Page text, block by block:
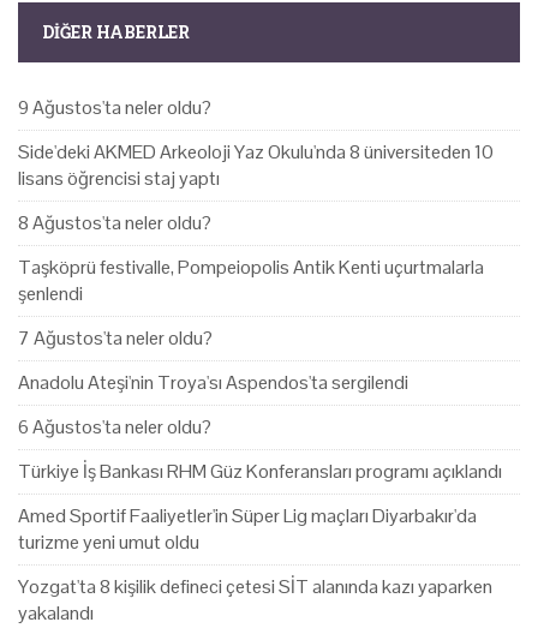
DIĞER HABERLER
9 Ağustos'ta neler oldu?
Side'deki AKMED Arkeoloji Yaz Okulu'nda 8 üniversiteden 10
lisans öğrencisi staj yaptı
8 Ağustos'ta neler oldu?
Taşköprü festivalle, Pompeiopolis Antik Kenti uçurtmalarla
şenlendi
7 Ağustos'ta neler oldu?
Anadolu Ateşi'nin Troya'sı Aspendos'ta sergilendi
6 Ağustos'ta neler oldu?
Türkiye İş Bankası RHM Güz Konferansları programı açıklandı
Amed Sportif Faaliyetler'in Süper Lig maçları Diyarbakır'da
turizme yeni umut oldu
Yozgat'ta 8 kişilik defineci çetesi SİT alanında kazı yaparken
yakalandı